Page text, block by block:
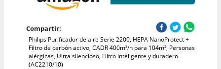
Compartir:
Philips Purificador de aire Serie 2200, HEPA NanoProtect +
Filtro de carbón activo, CADR 400m³/h para 104m², Personas
alérgicas, Ultra silencioso, Filtro inteligente y duradero
(AC2210/10)